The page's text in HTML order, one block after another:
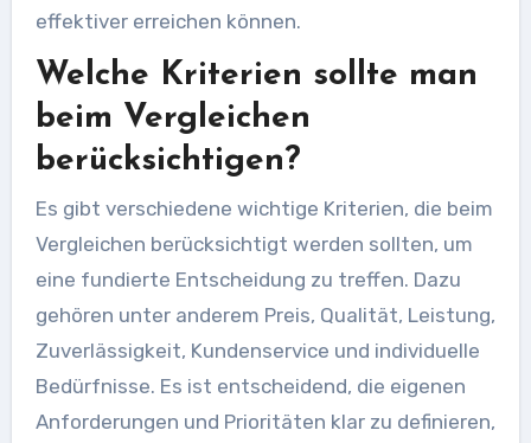
effektiver erreichen können.
Welche Kriterien sollte man
beim Vergleichen
berücksichtigen?
Es gibt verschiedene wichtige Kriterien, die beim
Vergleichen berücksichtigt werden sollten, um
eine fundierte Entscheidung zu treffen. Dazu
gehören unter anderem Preis, Qualität, Leistung,
Zuverlässigkeit, Kundenservice und individuelle
Bedürfnisse. Es ist entscheidend, die eigenen
Anforderungen und Prioritäten klar zu definieren,